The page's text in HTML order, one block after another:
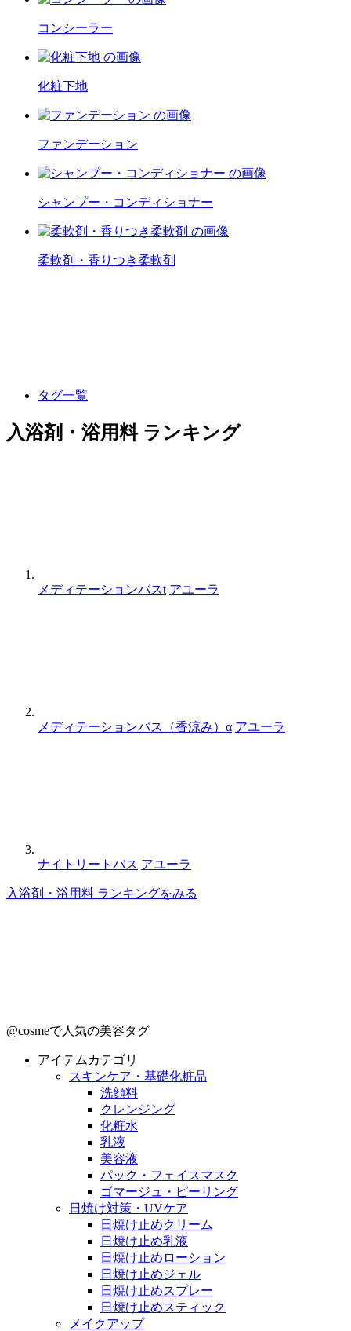
コンシーラー
化粧下地
ファンデーション
シャンプー・コンディショナー
柔軟剤・香りつき柔軟剤
タグ一覧
入浴剤・浴用料 ランキング
メディテーションバスt アユーラ
メディテーションバス（香涼み）α アユーラ
ナイトリートバス アユーラ
入浴剤・浴用料 ランキングをみる
@cosmeで人気の美容タグ
アイテムカテゴリ
スキンケア・基礎化粧品
洗顔料
クレンジング
化粧水
乳液
美容液
パック・フェイスマスク
ゴマージュ・ピーリング
日焼け対策・UVケア
日焼け止めクリーム
日焼け止め乳液
日焼け止めローション
日焼け止めジェル
日焼け止めスプレー
日焼け止めスティック
メイクアップ